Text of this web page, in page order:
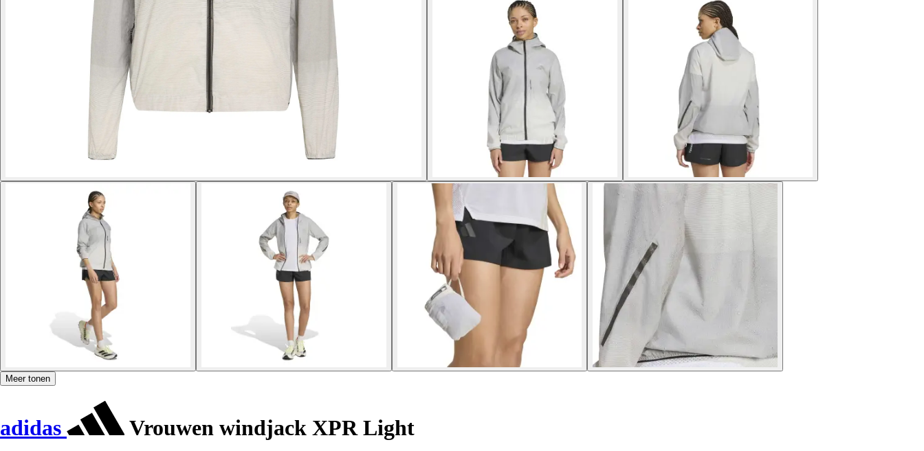
Meer tonen
adidas Vrouwen windjack XPR Light